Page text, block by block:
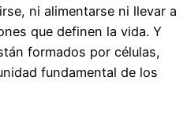
ni alimentarse ni llevar a
que definen la vida. Y
formados por células,
fundamental de los